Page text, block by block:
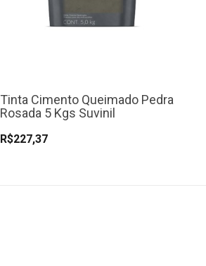
Tinta Cimento Queimado Pedra
Rosada 5 Kgs Suvinil
R$227,37